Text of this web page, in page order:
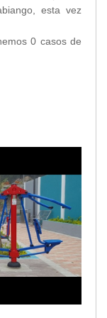
esta vez
0 casos de